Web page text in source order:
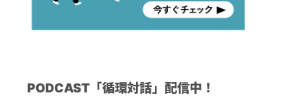
PODCAST「循環対話」配信中！